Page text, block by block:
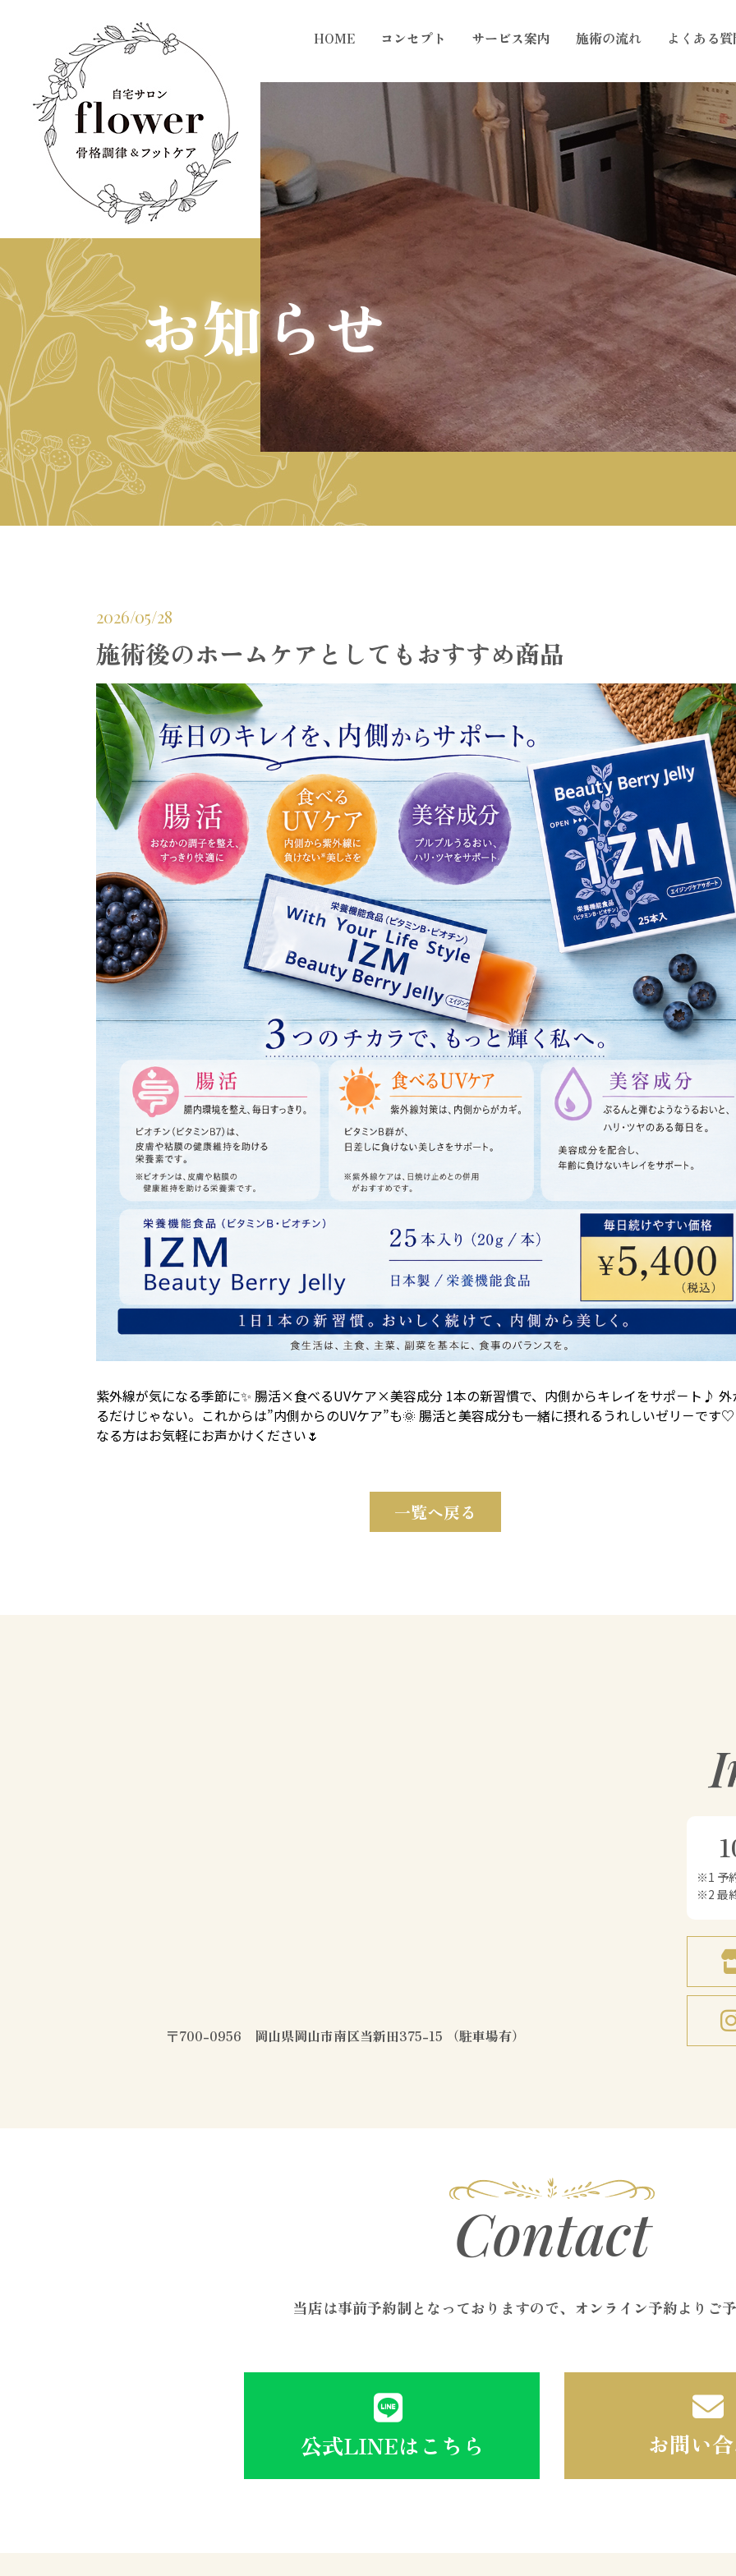
HOME コンセプト サービス案内 施術の流れ よくある
お知らせ
2026/05/28
施術後のホームケアとしてもおすすめ商品
紫外線が気になる季節に✨ 腸活×食べるUVケア×美容成分 1本の新習慣で、内側からキレイをサポ－ト♪ 外
るだけじゃない。これからは”内側からのUVケア”も🌞 腸活と美容成分も一緒に摂れるうれしいゼリ－です
なる方はお気軽にお声かけください🌷
一覧へ戻る
〒700-0956 岡山県岡山市南区当新田375-15 （駐車場有）
※1 予
※2 最
Contact
当店は事前予約制となっておりますので、オンライン予約よりご
公式LINEはこちら お問い